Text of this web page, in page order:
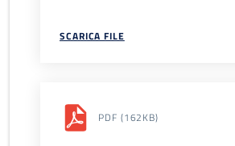
SCARICA FILE
PDF (162KB)